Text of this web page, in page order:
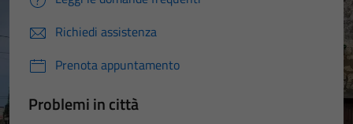
Richiedi assistenza
Prenota appuntamento
Problemi in città